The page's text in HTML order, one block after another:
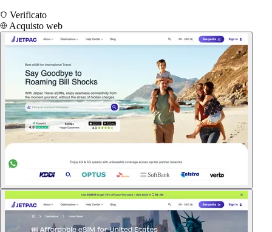
Verificato
Acquisto web